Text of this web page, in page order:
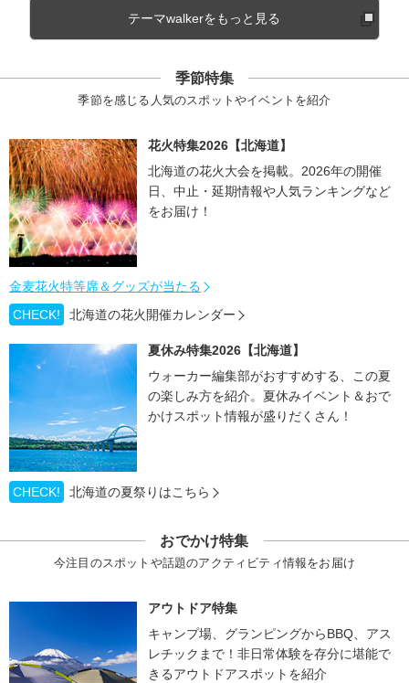
テーマwalkerをもっと見る
季節特集
季節を感じる人気のスポットやイベントを紹介
花火特集2026【北海道】
北海道の花火大会を掲載。2026年の開催
日、中止・延期情報や人気ランキングなど
をお届け！
金麦花火特等席＆グッズが当たる
CHECK!
北海道の花火開催カレンダー
夏休み特集2026【北海道】
ウォーカー編集部がおすすめする、この夏
の楽しみ方を紹介。夏休みイベント＆おで
かけスポット情報が盛りだくさん！
CHECK! 北海道の夏祭りはこちら
おでかけ特集
今注目のスポットや話題のアクティビティ情報をお届け
アウトドア特集
キャンプ場、グランピングからBBQ、アス
レチックまで！非日常体験を存分に堪能で
きるアウトドアスポットを紹介